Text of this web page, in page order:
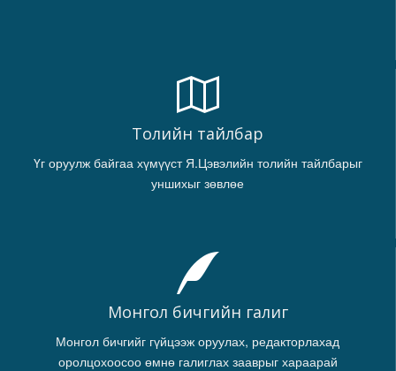
Толийн тайлбар
Үг оруулж байгаа хүмүүст Я.Цэвэлийн толийн тайлбарыг
уншихыг зөвлөе
Монгол бичгийн галиг
Монгол бичгийг гүйцээж оруулах, редакторлахад
оролцохоосоо өмнө галиглах зааврыг хараарай